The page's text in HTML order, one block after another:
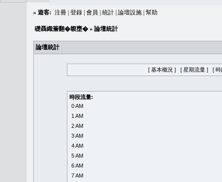
» 遊客: 注冊 登錄 會員 統計 論壇設施 幫助
礎聶織簷翻�䪖壅� » 論壇統計
論壇統計
[ 基本概況 ] [ 星期流量 ] [ 時
時段流量:
0 AM
1 AM
2 AM
3 AM
4 AM
5 AM
6 AM
7 AM